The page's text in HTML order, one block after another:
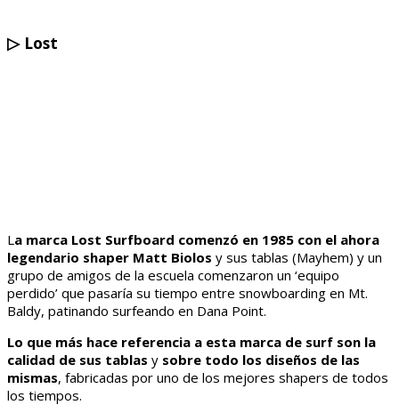
▷ Lost
La marca Lost Surfboard comenzó en 1985 con el ahora
legendario shaper Matt Biolos y sus tablas (Mayhem) y un
grupo de amigos de la escuela comenzaron un ‘equipo
perdido’ que pasaría su tiempo entre snowboarding en Mt.
Baldy, patinando surfeando en Dana Point.
Lo que más hace referencia a esta marca de surf son la
calidad de sus tablas y sobre todo los diseños de las
mismas, fabricadas por uno de los mejores shapers de todos
los tiempos.